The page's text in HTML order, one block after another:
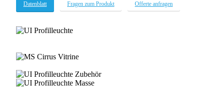
Datenblatt Fragen zum Produkt Offerte anfragen
hodel-
012
efh-
zell-
030
Cirrus
Vitrine
Privatwohnung-
Obi-
Profil-